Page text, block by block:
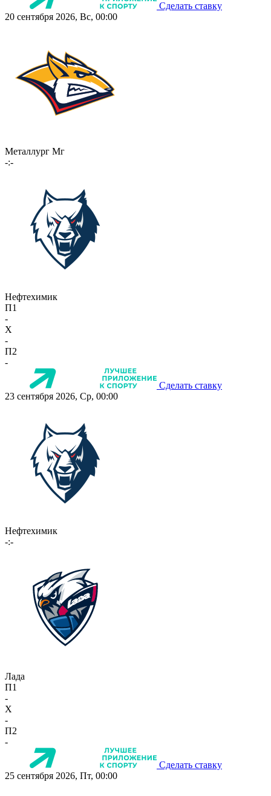
Сделать ставку
20 сентября 2026, Вс, 00:00
Металлург Мг
-:-
Нефтехимик
П1
-
X
-
П2
-
Сделать ставку
23 сентября 2026, Ср, 00:00
Нефтехимик
-:-
Лада
П1
-
X
-
П2
-
Сделать ставку
25 сентября 2026, Пт, 00:00